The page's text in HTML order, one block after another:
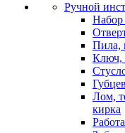
Ручной
Набор
Пила,
Ключ,
Лом,
кирка